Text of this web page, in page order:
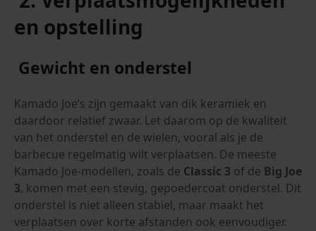
en opstelling
Gewicht en onderstel
Kamado Joe’s zijn gemaakt van dik keramiek en
daardoor relatief zwaar. Let daarom op de kwaliteit
van het onderstel en de wielen, vooral als je de
barbecue regelmatig wilt verplaatsen. De meeste
Kamado Joe-modellen, zoals de Classic 3 of de Big Joe
3, komen met een stevig, gepoedercoat onderstel. Dit
onderstel is niet alleen stabiel, maar maakt het
verplaatsen over korte afstanden ook eenvoudiger.